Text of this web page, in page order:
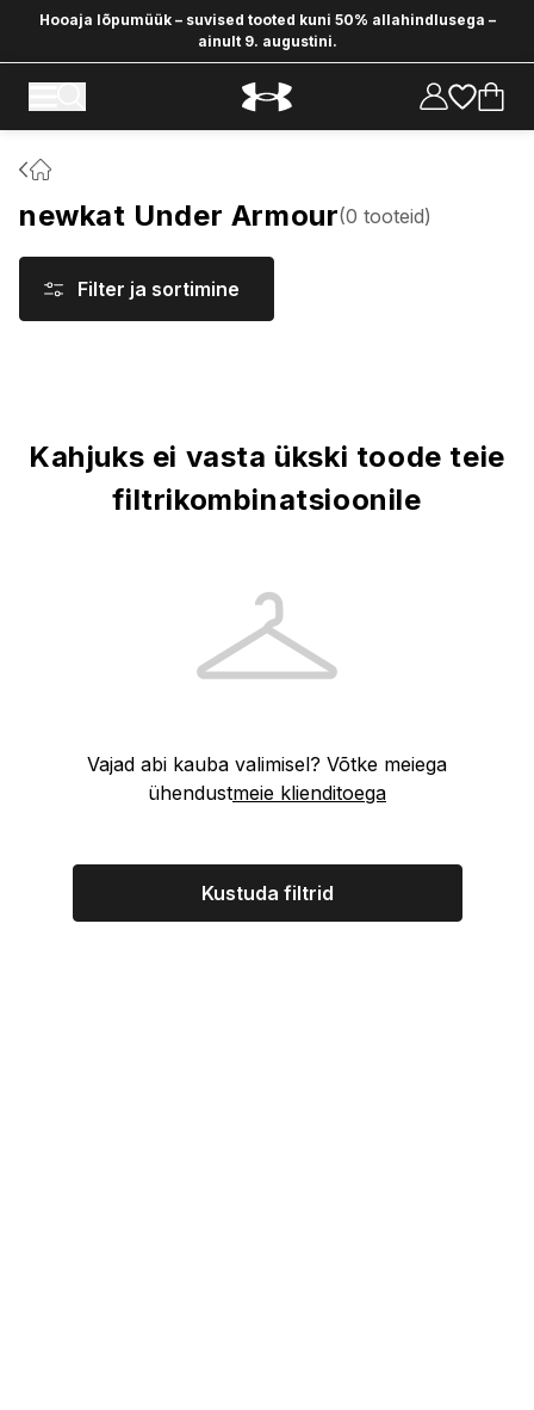
Hooaja lõpumüük – suvised tooted kuni 50% allahindlusega –
ainult 9. augustini.
newkat Under Armour(0 tooteid)
Filter ja sortimine
Kahjuks ei vasta ükski toode teie
filtrikombinatsioonile
Vajad abi kauba valimisel? Võtke meiega
ühendustmeie klienditoega
Kustuda filtrid